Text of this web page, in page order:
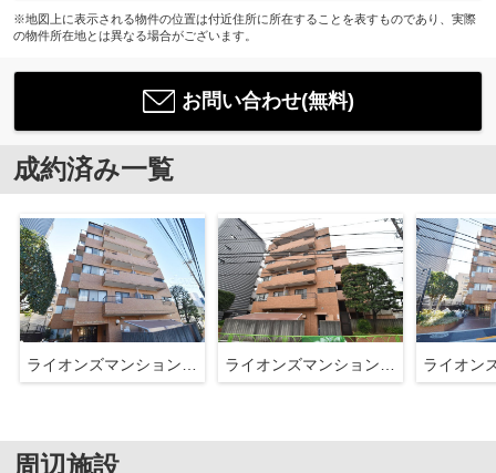
※地図上に表示される物件の位置は付近住所に所在することを表すものであり、実際
の物件所在地とは異なる場合がございます。
お問い合わせ(無料)
成約済み一覧
周辺施設